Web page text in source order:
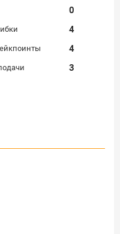
0
4
4
3